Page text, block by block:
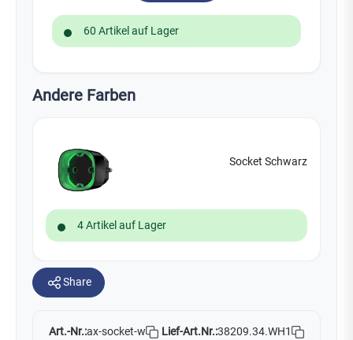
60 Artikel auf Lager
Andere Farben
Socket Schwarz
4 Artikel auf Lager
Share
Art.-Nr.:ax-socket-w Lief-Art.Nr.:38209.34.WH1